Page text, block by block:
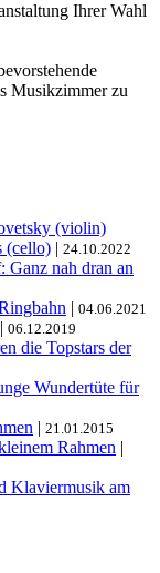
Ihrer Wahl
Musikzimmer zu
(violin)
(cello) | 24.10.2022
Ganz nah dran an
| 04.06.2021
| 06.12.2019
die Topstars der
Wundertüte für
| 21.01.2015
Rahmen |
Klaviermusik am